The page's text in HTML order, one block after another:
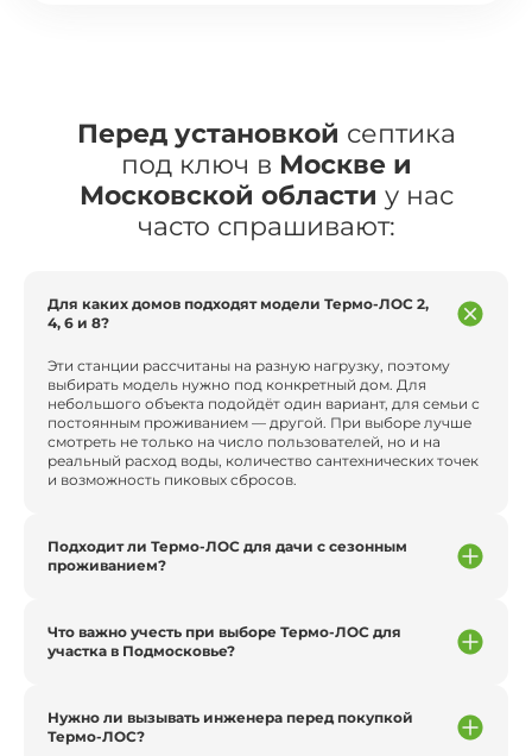
Перед установкой септика
под ключ в Москве и
Московской области у нас
часто спрашивают:
Для каких домов подходят модели Термо-ЛОС 2,
4, 6 и 8?
Эти станции рассчитаны на разную нагрузку, поэтому
выбирать модель нужно под конкретный дом. Для
небольшого объекта подойдёт один вариант, для семьи с
постоянным проживанием — другой. При выборе лучше
смотреть не только на число пользователей, но и на
реальный расход воды, количество сантехнических точек
и возможность пиковых сбросов.
Подходит ли Термо-ЛОС для дачи с сезонным
проживанием?
Что важно учесть при выборе Термо-ЛОС для
участка в Подмосковье?
Нужно ли вызывать инженера перед покупкой
Термо-ЛОС?